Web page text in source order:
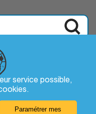
service possible,
.
Paramétrer mes